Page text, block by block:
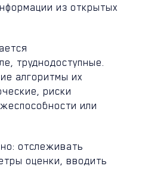
из открытых
труднодоступные.
алгоритмы их
риски
или
отслеживать
оценки, вводить